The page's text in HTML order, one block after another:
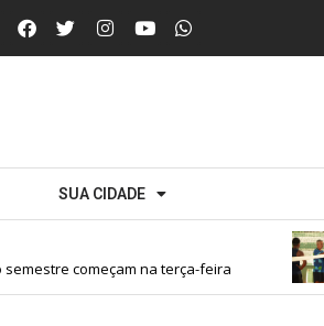
SUA CIDADE
começam na terça-feira